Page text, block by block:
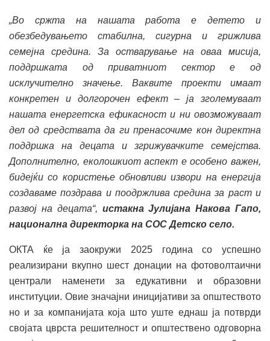
„Во сржта на нашата работа е детето и
обезбедувањето стабилна, сигурна и грижлива
семејна средина. За остварување на оваа мисија,
поддршката од приватниот сектор е од
исклучително значење. Ваквите проекти имаат
конкретен и долгорочен ефект – ја зголемуваат
нашата енергетска ефикасност и ни овозможуваат
дел од средствата да ги пренасочиме кон директна
поддршка на децата и згрижувачките семејства.
Дополнително, еколошкиот аспект е особено важен,
бидејќи со користење обновливи извори на енергија
создаваме поздрава и поодржлива средина за раст и
развој на децата“, истакна Јулијана Накова Гапо,
национална директорка на СОС Детско село.
ОКТА ќе ја заокружи 2025 година со успешно
реализирани вкупно шест донации на фотоволтаични
централи наменети за едукативни и образовни
институции. Овие значајни иницијативи за општеството
но и за компанијата која што уште еднаш ја потврди
својата цврста решителност и општествено одговорна